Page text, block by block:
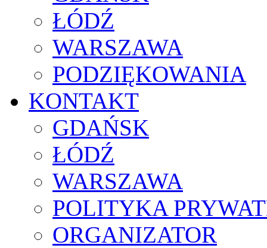
ŁÓDŹ
WARSZAWA
PODZIĘKOWANIA
KONTAKT
GDAŃSK
ŁÓDŹ
WARSZAWA
POLITYKA
ORGANIZATOR